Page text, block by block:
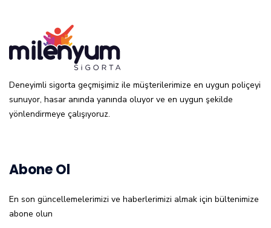
Deneyimli sigorta geçmişimiz ile müşterilerimize en uygun poliçeyi
sunuyor, hasar anında yanında oluyor ve en uygun şekilde
yönlendirmeye çalışıyoruz.
Abone Ol
En son güncellemelerimizi ve haberlerimizi almak için bültenimize
abone olun